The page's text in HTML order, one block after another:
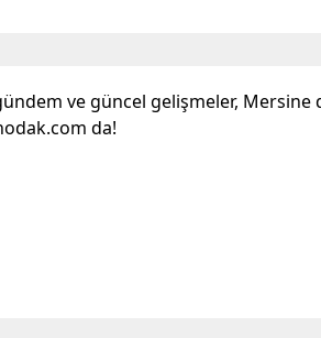
ve güncel gelişmeler, Mersine
da!